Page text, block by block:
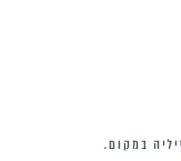
במקום.